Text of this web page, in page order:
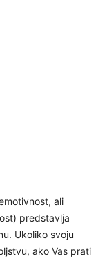
ali
predstavlja
Ukoliko svoju
ako Vas prati